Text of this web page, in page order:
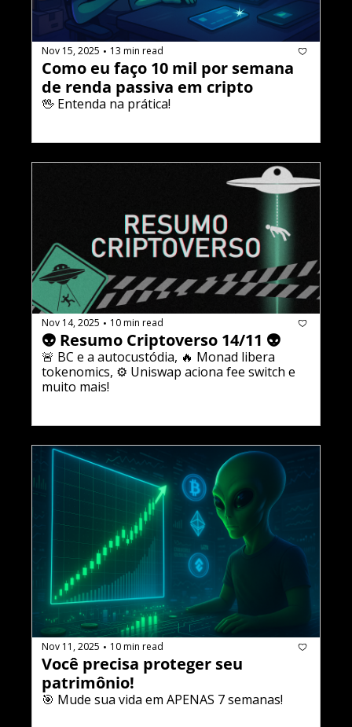
Nov 15, 2025 • 13 min read
Como eu faço 10 mil por semana
de renda passiva em cripto
🖖 Entenda na prática!
Nov 14, 2025 • 10 min read
👽 Resumo Criptoverso 14/11 👽
🚨 BC e a autocustódia, 🔥 Monad libera
tokenomics, ⚙️ Uniswap aciona fee switch e
muito mais!
Nov 11, 2025 • 10 min read
Você precisa proteger seu
patrimônio!
🎯 Mude sua vida em APENAS 7 semanas!